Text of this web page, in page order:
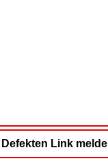
Defekten Link